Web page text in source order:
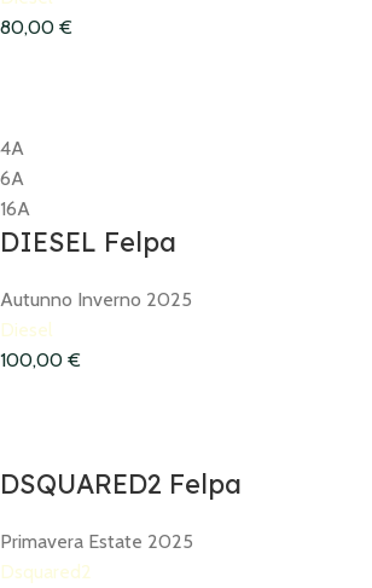
80,00 €
4A
6A
16A
DIESEL Felpa
Autunno Inverno 2025
Diesel
100,00 €
DSQUARED2 Felpa
Primavera Estate 2025
Dsquared2